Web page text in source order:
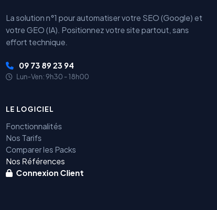
La solution n°1 pour automatiser votre SEO (Google) et
votre GEO (IA). Positionnez votre site partout, sans
effort technique.
09 73 89 23 94
Lun-Ven: 9h30 - 18h00
LE LOGICIEL
Fonctionnalités
Nos Tarifs
Comparer les Packs
Nos Références
Connexion Client